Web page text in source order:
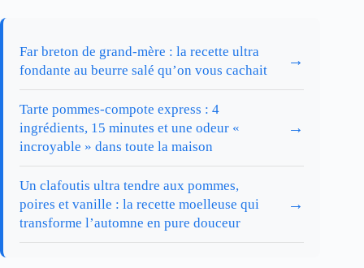
Far breton de grand-mère : la recette ultra
fondante au beurre salé qu’on vous cachait
→
Tarte pommes-compote express : 4
ingrédients, 15 minutes et une odeur «
incroyable » dans toute la maison
→
Un clafoutis ultra tendre aux pommes,
poires et vanille : la recette moelleuse qui
transforme l’automne en pure douceur
→